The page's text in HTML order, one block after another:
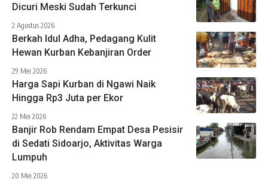
Dicuri Meski Sudah Terkunci
2 Agustus 2026
Berkah Idul Adha, Pedagang Kulit
Hewan Kurban Kebanjiran Order
29 Mei 2026
Harga Sapi Kurban di Ngawi Naik
Hingga Rp3 Juta per Ekor
22 Mei 2026
Banjir Rob Rendam Empat Desa Pesisir
di Sedati Sidoarjo, Aktivitas Warga
Lumpuh
20 Mei 2026